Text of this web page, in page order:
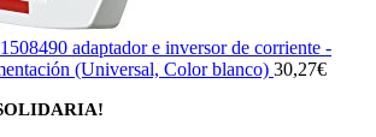
adaptador e inversor de corriente -
(Universal, Color blanco) 30,27€